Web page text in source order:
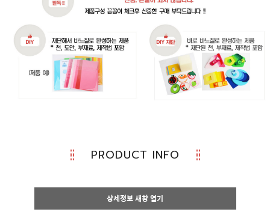
PRODUCT INFO
상세정보 새창 열기